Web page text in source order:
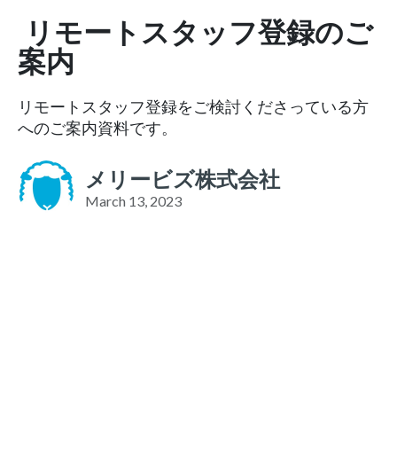
リモートスタッフ登録のご
案内
リモートスタッフ登録をご検討くださっている方
へのご案内資料です。
メリービズ株式会社
March 13, 2023